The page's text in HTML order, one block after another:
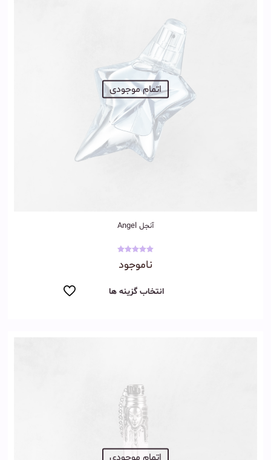
اتمام موجودی
آنجل Angel
5.00
ناموجود
انتخاب گزینه ها